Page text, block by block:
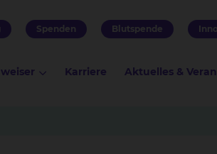
Spenden Blutspende
Karriere Aktuelles &